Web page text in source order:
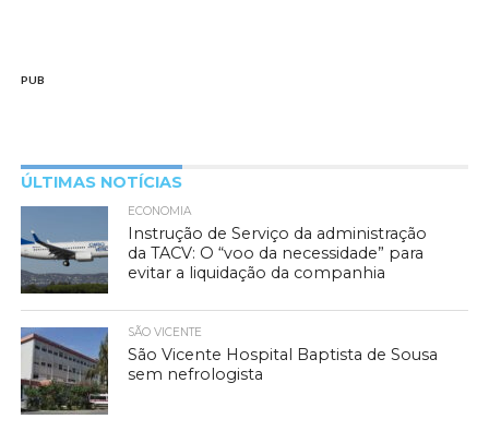
PUB
ÚLTIMAS NOTÍCIAS
ECONOMIA
Instrução de Serviço da administração
da TACV: O “voo da necessidade” para
evitar a liquidação da companhia
SÃO VICENTE
São Vicente Hospital Baptista de Sousa
sem nefrologista